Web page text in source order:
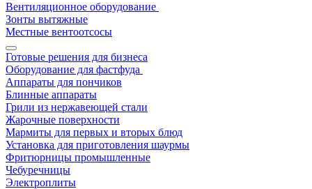
Вентиляционное оборудование
Зонты вытяжные
Местные вентоотсосы
Готовые решения для бизнеса
Оборудование для фастфуда
Аппараты для пончиков
Блинные аппараты
Грили из нержавеющей стали
Жарочные поверхности
Мармиты для первых и вторых блюд
Установка для приготовления шаурмы
Фритюрницы промышленные
Чебуречницы
Электроплиты